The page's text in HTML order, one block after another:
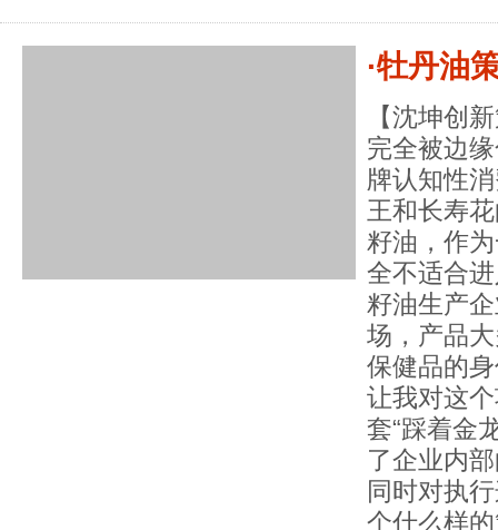
·牡丹油
【沈坤创
完全被边
牌认知性
王和长寿
籽油，作
全不适合
籽油生产
场，产品
保健品的
让我对这
套“踩着金
了企业内
同时对执
个什么样